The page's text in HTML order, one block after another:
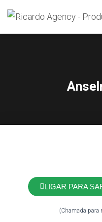
for:
LIGAR PARA
(Chamada para